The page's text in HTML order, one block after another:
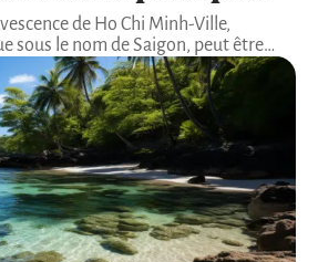
de Ho Chi Minh-Ville,
sous le nom de Saigon, peut être…